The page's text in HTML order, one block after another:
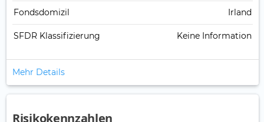
Fondsdomizil Irland
SFDR Klassifizierung Keine Information
Mehr Details
Risikokennzahlen